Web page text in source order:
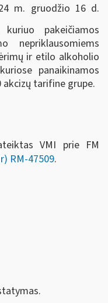
m. gruodžio 16 d.
pakeičiamos
nepriklausomiems
ir etilo alkoholio
panaikinamos
tarifine grupe.
VMI prie FM
RM-47509.